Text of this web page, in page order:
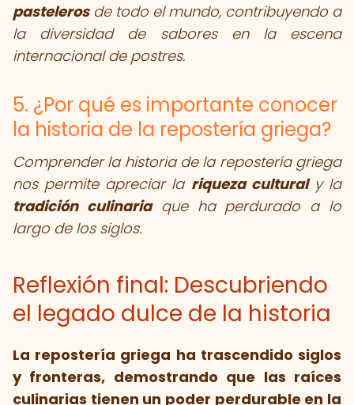
pastelerosde todo el mundo, contribuyendo a
la diversidad de sabores en la escena
internacional de postres.
5. ¿Por qué es importante conocer
la historia de la repostería griega?
Comprender la historia de la repostería griega
nos permite apreciar la riqueza culturaly la
tradición culinariaque ha perdurado a lo
largo de los siglos.
Reflexión final: Descubriendo
el legado dulce de la historia
La repostería griega ha trascendido siglos
y fronteras, demostrando que las raíces
culinarias tienen un poder perdurable en la